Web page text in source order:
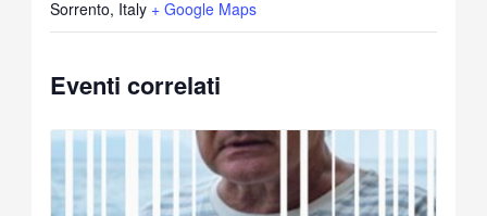
Sorrento, Italy + Google Maps
Eventi correlati